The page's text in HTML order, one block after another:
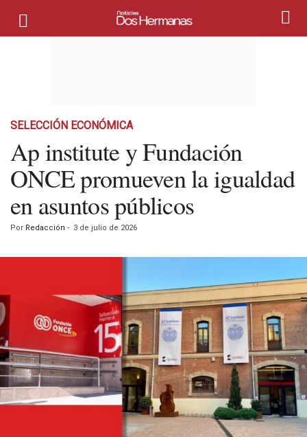
SELECCIÓN ECONÓMICA
Ap institute y Fundación
ONCE promueven la igualdad
en asuntos públicos
Por Redacción - 3 de julio de 2026